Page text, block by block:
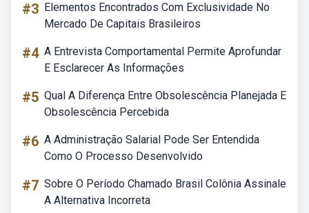
#3 Elementos Encontrados Com Exclusividade No
Mercado De Capitais Brasileiros
#4 A Entrevista Comportamental Permite Aprofundar
E Esclarecer As Informações
#5 Qual A Diferença Entre Obsolescência Planejada E
Obsolescência Percebida
#6 A Administração Salarial Pode Ser Entendida
Como O Processo Desenvolvido
#7 Sobre O Período Chamado Brasil Colônia Assinale
A Alternativa Incorreta